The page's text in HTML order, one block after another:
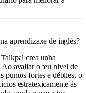
aprendizaxe de inglés?
crea unha
Ao avaliar o teu nivel de
puntos fortes e débiles, o
estratexicamente ás